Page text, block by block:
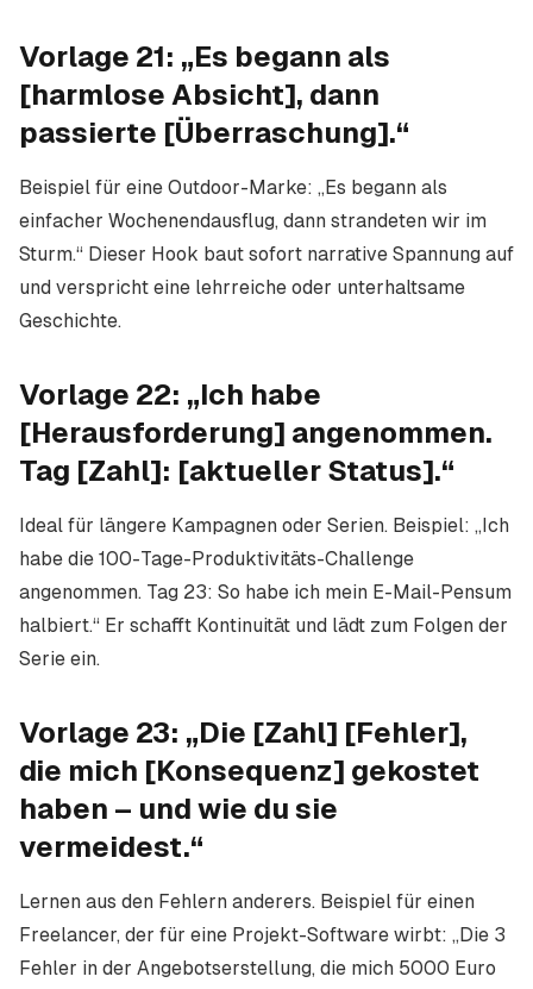
Vorlage 21: „Es begann als
[harmlose Absicht], dann
passierte [Überraschung].“
Beispiel für eine Outdoor-Marke: „Es begann als
einfacher Wochenendausflug, dann strandeten wir im
Sturm.“ Dieser Hook baut sofort narrative Spannung auf
und verspricht eine lehrreiche oder unterhaltsame
Geschichte.
Vorlage 22: „Ich habe
[Herausforderung] angenommen.
Tag [Zahl]: [aktueller Status].“
Ideal für längere Kampagnen oder Serien. Beispiel: „Ich
habe die 100-Tage-Produktivitäts-Challenge
angenommen. Tag 23: So habe ich mein E-Mail-Pensum
halbiert.“ Er schafft Kontinuität und lädt zum Folgen der
Serie ein.
Vorlage 23: „Die [Zahl] [Fehler],
die mich [Konsequenz] gekostet
haben – und wie du sie
vermeidest.“
Lernen aus den Fehlern anderers. Beispiel für einen
Freelancer, der für eine Projekt-Software wirbt: „Die 3
Fehler in der Angebotserstellung, die mich 5000 Euro